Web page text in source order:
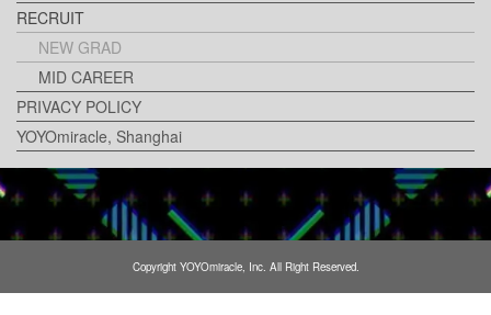
RECRUIT
NEW GRAD
MID CAREER
PRIVACY POLICY
YOYOmiracle, Shanghai
Copyright YOYOmiracle, Inc. All Right Reserved.